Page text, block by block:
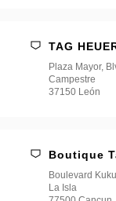
TAG
Plaza Mayor,
Campestre
37150 León
Boutique
Boulevard
La Isla